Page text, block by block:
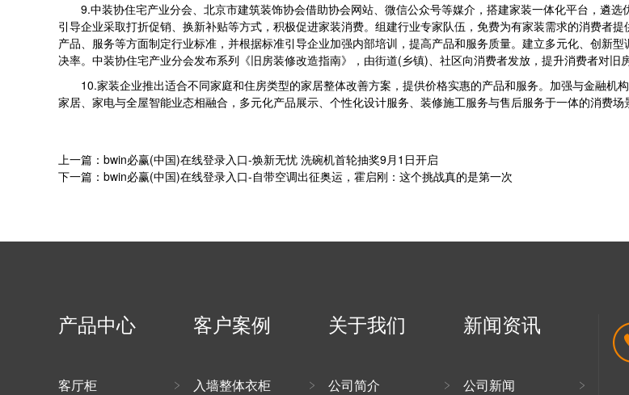
9.中装协住宅产业分会、北京市建筑装饰协会借助协会网站、微信公众号等媒介，搭建家装一体化平台，遴选
引导企业采取打折促销、换新补贴等方式，积极促进家装消费。组建行业专家队伍，免费为有家装需求的消费者
产品、服务等方面制定行业标准，并根据标准引导企业加强内部培训，提高产品和服务质量。建立多元化、创新
决率。中装协住宅产业分会发布系列《旧房装修改造指南》，由街道(乡镇)、社区向消费者发放，提升消费者对旧
10.家装企业推出适合不同家庭和住房类型的家居整体改善方案，提供价格实惠的产品和服务。加强与金融机构
家居、家电与全屋智能业态相融合，多元化产品展示、个性化设计服务、装修施工服务与售后服务于一体的消费
上一篇：bwin必赢(中国)在线登录入口-焕新无忧 洗碗机首轮抽奖9月1日开启
下一篇：bwin必赢(中国)在线登录入口-自带空调出征奥运，霍启刚：这个挑战真的是第一次
产品中心
客厅柜
客户案例
入墙整体衣柜
关于我们
公司简介
新闻资讯
公司新闻